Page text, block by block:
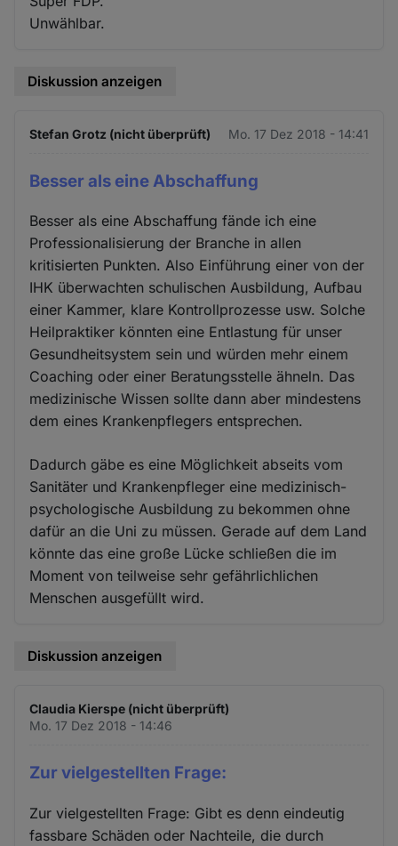
Unwählbar.
Diskussion anzeigen
Stefan Grotz (nicht überprüft) Mo. 17 Dez 2018 - 14:41
Besser als eine Abschaffung
Besser als eine Abschaffung fände ich eine
Professionalisierung der Branche in allen
kritisierten Punkten. Also Einführung einer von der
IHK überwachten schulischen Ausbildung, Aufbau
einer Kammer, klare Kontrollprozesse usw. Solche
Heilpraktiker könnten eine Entlastung für unser
Gesundheitsystem sein und würden mehr einem
Coaching oder einer Beratungsstelle ähneln. Das
medizinische Wissen sollte dann aber mindestens
dem eines Krankenpflegers entsprechen.
Dadurch gäbe es eine Möglichkeit abseits vom
Sanitäter und Krankenpfleger eine medizinisch-
psychologische Ausbildung zu bekommen ohne
dafür an die Uni zu müssen. Gerade auf dem Land
könnte das eine große Lücke schließen die im
Moment von teilweise sehr gefährlichlichen
Menschen ausgefüllt wird.
Diskussion anzeigen
Claudia Kierspe (nicht überprüft)
Mo. 17 Dez 2018 - 14:46
Zur vielgestellten Frage:
Zur vielgestellten Frage: Gibt es denn eindeutig
fassbare Schäden oder Nachteile, die durch